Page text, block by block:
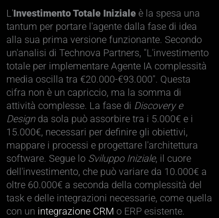
L'Investimento Totale Iniziale è la spesa una
tantum per portare l'agente dalla fase di idea
alla sua prima versione funzionante. Secondo
un'analisi di Technova Partners, "L'investimento
totale per implementare Agente IA complessità
media oscilla tra €20.000-€93.000". Questa
cifra non è un capriccio, ma la somma di
attività complesse. La fase di Discovery e
Designda sola può assorbire tra i 5.000€ e i
15.000€, necessari per definire gli obiettivi,
mappare i processi e progettare l'architettura
software. Segue lo Sviluppo Iniziale, il cuore
dell'investimento, che può variare da 10.000€ a
oltre 60.000€ a seconda della complessità del
task e delle integrazioni necessarie, come quella
con un integrazione CRM o ERP esistente.